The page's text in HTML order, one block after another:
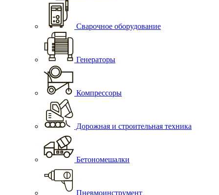
Сварочное оборудование
Генераторы
Компрессоры
Дорожная и строительная техника
Бетономешалки
Пневмоинструмент